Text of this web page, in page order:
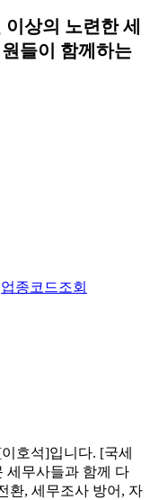
상의 노련한 세
들이 함께하는
업종코드조회
호석]입니다. [국세
세무사들과 함께 다
환, 세무조사 방어, 자